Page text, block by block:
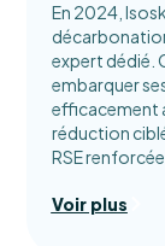
En 2024,
expert dédié.
embarquer
efficacement
réduction
RSE renforcée.
Voir plus